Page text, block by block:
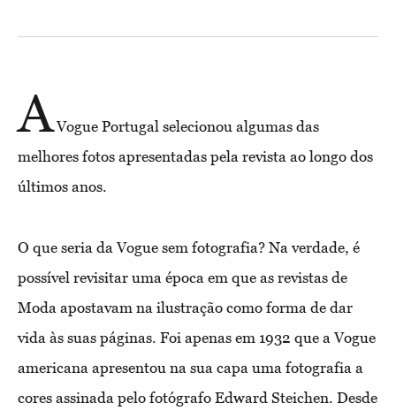
AVogue Portugal selecionou algumas das
melhores fotos apresentadas pela revista ao longo dos
últimos anos.
O que seria da Vogue sem fotografia? Na verdade, é
possível revisitar uma época em que as revistas de
Moda apostavam na ilustração como forma de dar
vida às suas páginas. Foi apenas em 1932 que a Vogue
americana apresentou na sua capa uma fotografia a
cores assinada pelo fotógrafo Edward Steichen. Desde